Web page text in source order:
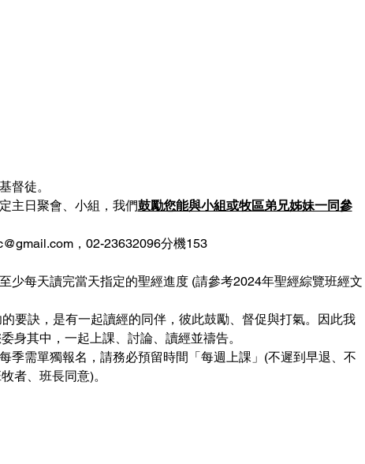
督徒。
主日聚會、小組，我們鼓勵您能與小組或牧區弟兄姊妹一同參
，02-23632096分機153
少每天讀完當天指定的聖經進度 (請參考2024年聖經綜覽班經文
要訣，是有一起讀經的同伴，彼此鼓勵、督促與打氣。因此我
身其中，一起上課、討論、讀經並禱告。
季需單獨報名，請務必預留時間「每週上課」(不遲到早退、不
者、班長同意)。